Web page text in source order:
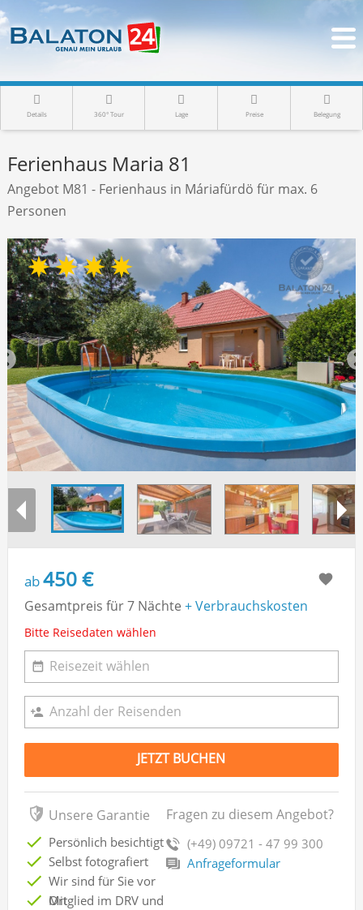
Details 360° Tour Lage Preise Belegung
Ferienhaus Maria 81
Angebot M81 - Ferienhaus in Máriafürdö für max. 6
Personen
ab450 €
Gesamtpreis für 7 Nächte + Verbrauchskosten
Bitte Reisedaten wählen
JETZT BUCHEN
Unsere Garantie
Persönlich besichtigt
Selbst fotografiert
Wir sind für Sie vor
Ort
Mitglied im DRV und
Fragen zu diesem Angebot?
(+49) 09721 - 47 99 300
Anfrageformular